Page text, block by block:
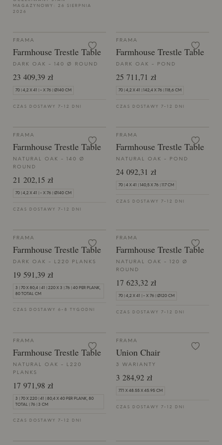
MAGAZYNOWY: 26 SIERPNIA
2026
FRAMA
Farmhouse Trestle Table
DARK OAK - 140 Ø ROUND
23 409,39 zł
70 | 4,2 X 41 | - X 76 | Ø140 CM
CZAS DOSTAWY 7-12 DNI
FRAMA
Farmhouse Trestle Table
DARK OAK - POND
25 711,71 zł
70 | 4,2 X 41 | 142,4 X 76 | 118,6 CM
CZAS DOSTAWY 7-12 DNI
FRAMA
Farmhouse Trestle Table
NATURAL OAK - 140 Ø
ROUND
21 202,15 zł
70 | 4,2 X 41 | - X 76 | Ø140 CM
CZAS DOSTAWY 7-12 DNI
FRAMA
Farmhouse Trestle Table
NATURAL OAK - POND
24 092,31 zł
70 | 4 X 41 | 140,5 X 76 | 117 CM
CZAS DOSTAWY 7-12 DNI
FRAMA
Farmhouse Trestle Table
DARK OAK - L220 PLANKS
19 591,39 zł
3 | 70 X 80,4 | 41 | 220 X 3 | 76 | 40 PER PLANK,
80 TOTAL CM
CZAS DOSTAWY 6-8 TYGODNI
FRAMA
Farmhouse Trestle Table
NATURAL OAK - 120 Ø
ROUND
17 623,32 zł
70 | 4,2 X 41 | - X 76 | Ø120 CM
CZAS DOSTAWY 7-12 DNI
FRAMA
Farmhouse Trestle Table
NATURAL OAK - L220
PLANKS
17 971,98 zł
3 | 70 X 220 | 41 | 80,4 X 40 PER PLANK, 80
TOTAL | 76 | 3 CM
CZAS DOSTAWY 7-12 DNI
FRAMA
Union Chair
3 WARIANTY
3 284,92 zł
77.1 X 48.55 X 45.95 CM
CZAS DOSTAWY 7-12 DNI